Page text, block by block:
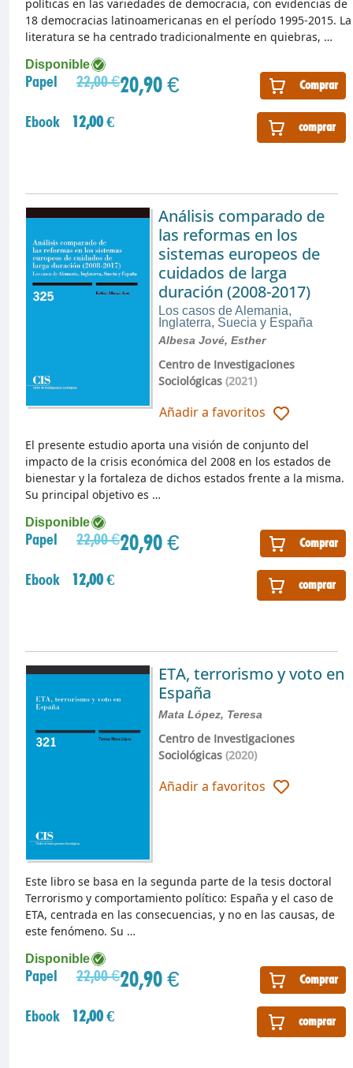
Disponible
Papel 22,00 €20,90 € Comprar
Ebook 12,00 € comprar
políticas en las variedades de democracia, con evidencias de
18 democracias latinoamericanas en el período 1995-2015. La
literatura se ha centrado tradicionalmente en quiebras, …
Análisis comparado de
las reformas en los
sistemas europeos de
cuidados de larga
duración (2008-2017)
Los casos de Alemania,
Inglaterra, Suecia y España
Albesa Jové, Esther
Centro de Investigaciones
Sociológicas(2021)
Añadir a favoritos
Disponible
Papel 22,00 €20,90 € Comprar
Ebook 12,00 € comprar
El presente estudio aporta una visión de conjunto del
impacto de la crisis económica del 2008 en los estados de
bienestar y la fortaleza de dichos estados frente a la misma.
Su principal objetivo es …
ETA, terrorismo y voto en
España
Mata López, Teresa
Centro de Investigaciones
Sociológicas(2020)
Añadir a favoritos
Disponible
Papel 22,00 €20,90 € Comprar
Ebook 12,00 € comprar
Este libro se basa en la segunda parte de la tesis doctoral
Terrorismo y comportamiento político: España y el caso de
ETA, centrada en las consecuencias, y no en las causas, de
este fenómeno. Su …